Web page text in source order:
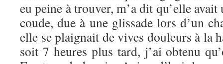
eu peine à trouver, m’a dit qu’elle
coude, due à une glissade lors d’un
elle se plaignait de vives douleurs à la
soit 7 heures plus tard, j’ai obtenu